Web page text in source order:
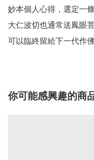
妙本個人心得，選定一
大仁波切也通常送鳳眼
可以臨終留給下一代作
你可能感興趣的商